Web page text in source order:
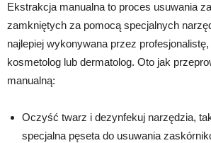
Ekstrakcja manualna to proces usuwania
zamkniętych za pomocą specjalnych
najlepiej wykonywana przez
kosmetolog lub dermatolog. Oto jak
manualną:
Oczyść twarz i dezynfekuj narzędzia,
specjalna pęseta do usuwania